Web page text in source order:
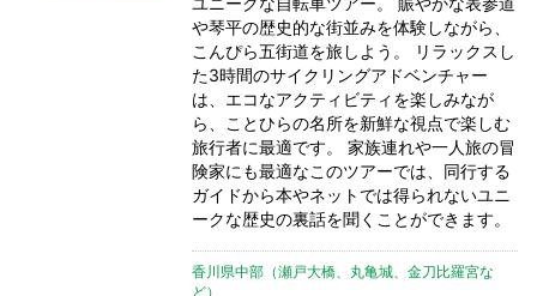
や琴平の歴史的な街並みを体験しながら、
こんぴら五街道を旅しよう。 リラックスし
た3時間のサイクリングアドベンチャー
は、エコなアクティビティを楽しみなが
ら、ことひらの名所を新鮮な視点で楽しむ
旅行者に最適です。 家族連れや一人旅の冒
険家にも最適なこのツアーでは、同行する
ガイドから本やネットでは得られないユニ
ークな歴史の裏話を聞くことができます。
香川県中部（瀬戸大橋、丸亀城、金刀比羅宮な
ど）